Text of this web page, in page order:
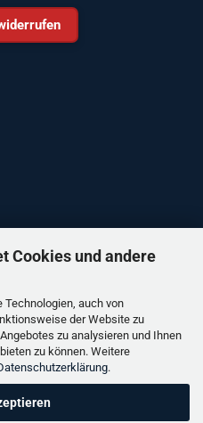
Cookies und andere
Technologien, auch von
der Website zu
zu analysieren und Ihnen
zu können. Weitere
.